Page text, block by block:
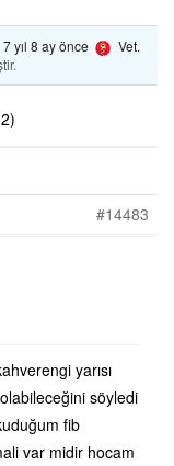
7 yıl 8 ay önce
Vet.
#14483
yarısı
söyledi
fib
var midir hocam